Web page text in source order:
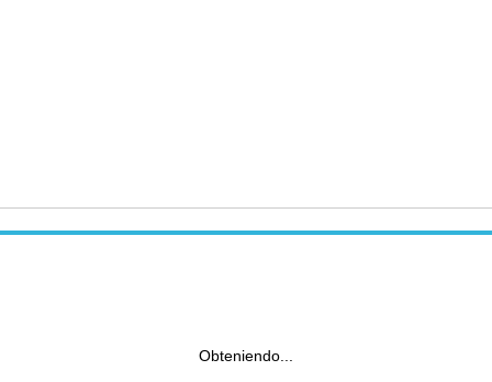
Obteniendo...